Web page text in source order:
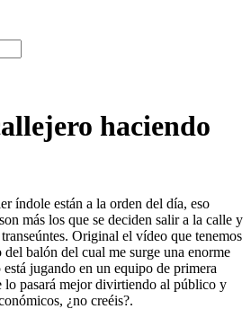
haciendo
índole están a la orden del día, eso
más los que se deciden salir a la calle y
Original el vídeo que tenemos
balón del cual me surge una enorme
jugando en un equipo de primera
lo pasará mejor divirtiendo al público y
¿no creéis?.